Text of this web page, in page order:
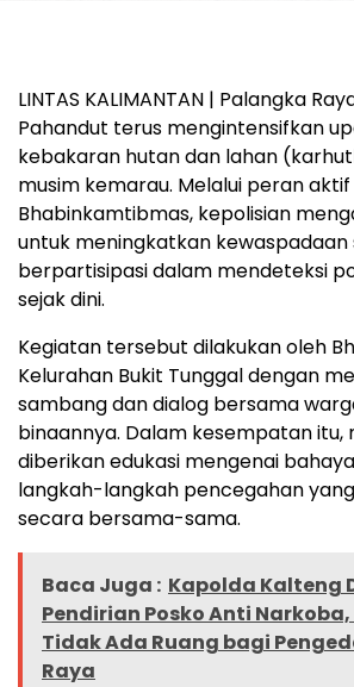
LINTAS KALIMANTAN | Palangka
Pahandut terus mengintensifkan
kebakaran hutan dan lahan
musim kemarau. Melalui peran aktif
Bhabinkamtibmas, kepolisian
untuk meningkatkan
berpartisipasi dalam mendeteksi
sejak dini.
Kegiatan tersebut dilakukan oleh
Kelurahan Bukit Tunggal dengan
sambang dan dialog bersama
binaannya. Dalam kesempatan itu,
diberikan edukasi mengenai
langkah-langkah pencegahan
secara bersama-sama.
Baca Juga : Kapolda Kalteng
Pendirian Posko Anti
Tidak Ada Ruang bagi
Raya